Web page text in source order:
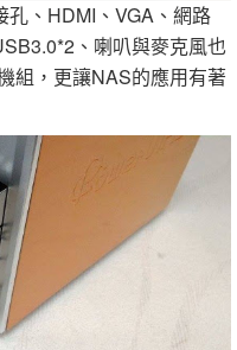
、HDMI、VGA、網路
、喇叭與麥克風也
組，更讓NAS的應用有著